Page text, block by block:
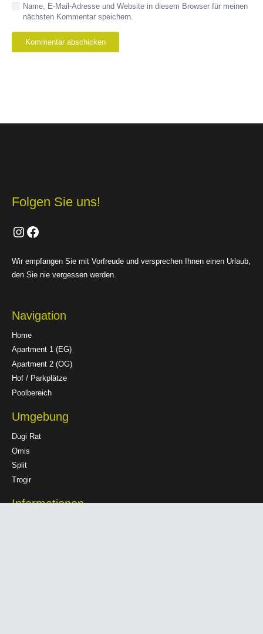
Name, E-Mail-Adresse und Website in diesem Browser für meinen
nächsten Kommentar speichern.
Kommentar abschicken
Folgen Sie uns!
Instagram
Facebook
Wir empfangen Sie mit Vorfreude und versprechen Ihnen einen Urlaub,
den Sie nie vergessen werden.
Navigation
Home
Apartment 1 (EG)
Apartment 2 (OG)
Hof / Parkplätze
Poolbereich
Umgebung
Dugi Rat
Omis
Split
Trogir
Informationen